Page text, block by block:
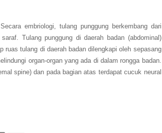
Secara embriologi, tulang punggung berkembang dari
Tulang punggung di daerah badan (abdominal)
ruas tulang di daerah badan dilengkapi oleh sepasang
organ-organ yang ada di dalam rongga badan.
spine) dan pada bagian atas terdapat cucuk neural